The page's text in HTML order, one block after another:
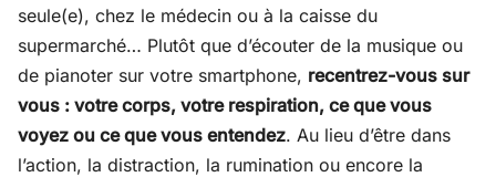
seule(e), chez le médecin ou à la caisse du
supermarché… Plutôt que d’écouter de la musique ou
de pianoter sur votre smartphone, recentrez-vous sur
vous : votre corps, votre respiration, ce que vous
voyez ou ce que vous entendez. Au lieu d’être dans
l’action, la distraction, la rumination ou encore la